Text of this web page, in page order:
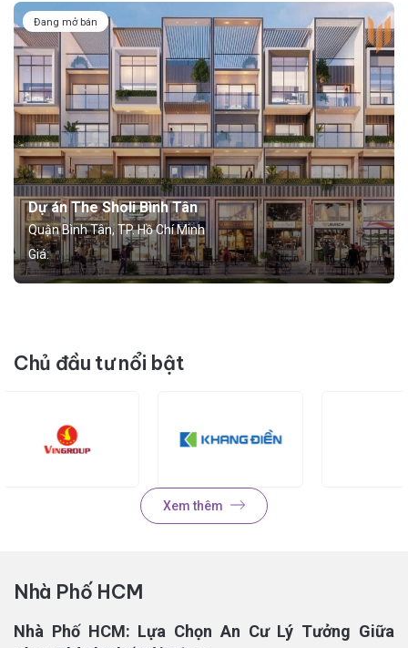
Đang mở bán
Dự án The Sholi Bình Tân
Quận Bình Tân, TP. Hồ Chí Minh
Giá:
Chủ đầu tư nổi bật
Xem thêm
Nhà Phố HCM
Nhà Phố HCM: Lựa Chọn An Cư Lý Tưởng Giữa